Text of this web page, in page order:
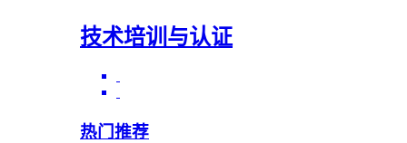
技术培训与认证
热门推荐